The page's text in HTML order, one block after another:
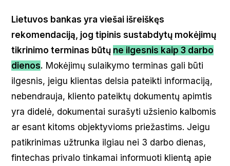
Lietuvos bankas yra viešai išreiškęs
rekomendaciją, jog tipinis sustabdytų mokėjimų
tikrinimo terminas būtų ne ilgesnis kaip 3 darbo
dienos. Mokėjimų sulaikymo terminas gali būti
ilgesnis, jeigu klientas delsia pateikti informaciją,
nebendrauja, kliento pateiktų dokumentų apimtis
yra didelė, dokumentai surašyti užsienio kalbomis
ar esant kitoms objektyvioms priežastims. Jeigu
patikrinimas užtrunka ilgiau nei 3 darbo dienas,
fintechas privalo tinkamai informuoti klientą apie